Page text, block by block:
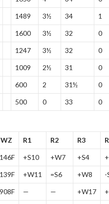
1489 3½ 34 1
1600 3½ 32 0
1247 3½ 32 0
1009 2½ 31 0
600 2 31½ 0
500 0 33 0
R1 R2 R3
+S10 +W7 +S4
+W11 =S6 +W8 -
— — +W17